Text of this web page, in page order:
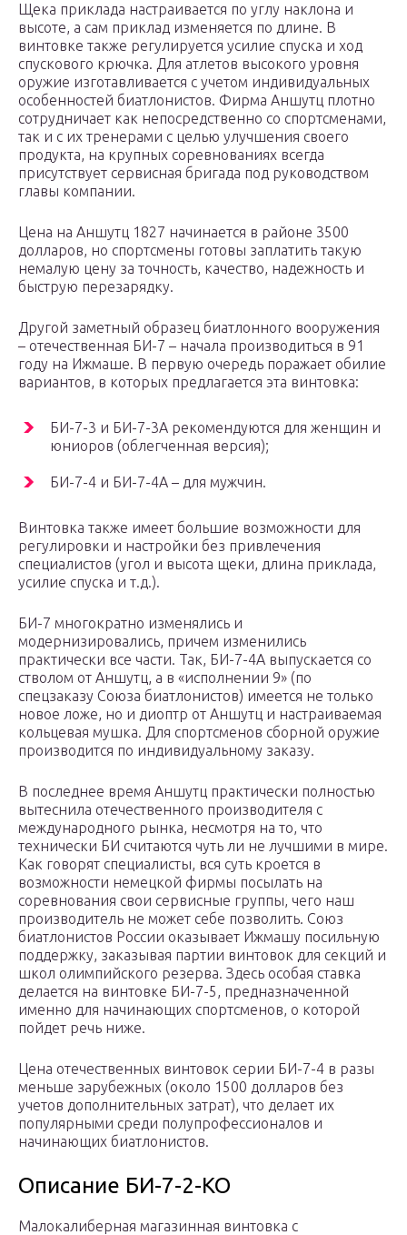
Щека приклада настраивается по углу наклона и
высоте, а сам приклад изменяется по длине. В
винтовке также регулируется усилие спуска и ход
спускового крючка. Для атлетов высокого уровня
оружие изготавливается с учетом индивидуальных
особенностей биатлонистов. Фирма Аншутц плотно
сотрудничает как непосредственно со спортсменами,
так и с их тренерами с целью улучшения своего
продукта, на крупных соревнованиях всегда
присутствует сервисная бригада под руководством
главы компании.
Цена на Аншутц 1827 начинается в районе 3500
долларов, но спортсмены готовы заплатить такую
немалую цену за точность, качество, надежность и
быструю перезарядку.
Другой заметный образец биатлонного вооружения
– отечественная БИ-7 – начала производиться в 91
году на Ижмаше. В первую очередь поражает обилие
вариантов, в которых предлагается эта винтовка:
БИ-7-3 и БИ-7-3А рекомендуются для женщин и
юниоров (облегченная версия);
БИ-7-4 и БИ-7-4А – для мужчин.
Винтовка также имеет большие возможности для
регулировки и настройки без привлечения
специалистов (угол и высота щеки, длина приклада,
усилие спуска и т.д.).
БИ-7 многократно изменялись и
модернизировались, причем изменились
практически все части. Так, БИ-7-4А выпускается со
стволом от Аншутц, а в «исполнении 9» (по
спецзаказу Союза биатлонистов) имеется не только
новое ложе, но и диоптр от Аншутц и настраиваемая
кольцевая мушка. Для спортсменов сборной оружие
производится по индивидуальному заказу.
В последнее время Аншутц практически полностью
вытеснила отечественного производителя с
международного рынка, несмотря на то, что
технически БИ считаются чуть ли не лучшими в мире.
Как говорят специалисты, вся суть кроется в
возможности немецкой фирмы посылать на
соревнования свои сервисные группы, чего наш
производитель не может себе позволить. Союз
биатлонистов России оказывает Ижмашу посильную
поддержку, заказывая партии винтовок для секций и
школ олимпийского резерва. Здесь особая ставка
делается на винтовке БИ-7-5, предназначенной
именно для начинающих спортсменов, о которой
пойдет речь ниже.
Цена отечественных винтовок серии БИ-7-4 в разы
меньше зарубежных (около 1500 долларов без
учетов дополнительных затрат), что делает их
популярными среди полупрофессионалов и
начинающих биатлонистов.
Описание БИ-7-2-КО
Малокалиберная магазинная винтовка с